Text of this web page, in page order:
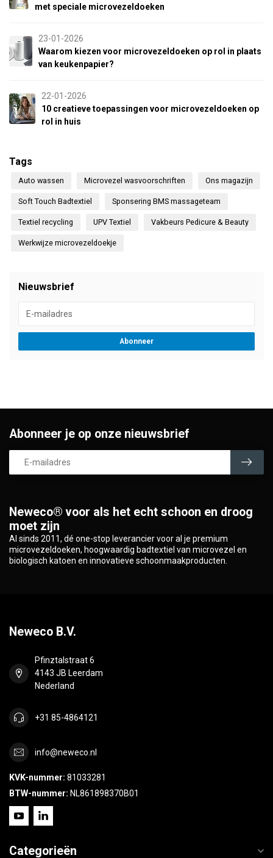
met speciale microvezeldoeken
23-01-2026
Waarom kiezen voor microvezeldoeken op rol in plaats
van keukenpapier?
22-01-2026
10 creatieve toepassingen voor microvezeldoeken op
rol in huis
Tags
Auto wassen Microvezel wasvoorschriften Ons magazijn
Soft Touch Badtextiel Sponsering BMS massageteam
Textiel recycling UPV Textiel Vakbeurs Pedicure & Beauty
Werkwijze microvezeldoekje
Nieuwsbrief
Abonneer
Neweco® voor als het echt schoon en droog
moet zijn
Al sinds 2011, dé one-stop leverancier voor al je premium
microvezeldoeken, hoogwaardig badtextiel van microvezel en
biologisch katoen en innovatieve schoonmaakproducten.
Abonneer je op onze nieuwsbrief
Neweco B.V.
Pfinztalstraat 6
4143 JB Leerdam
Nederland
+31 85-4864121
info@neweco.nl
KVK-nummer: 81033281
BTW-nummer: NL861898370B01
Categorieën